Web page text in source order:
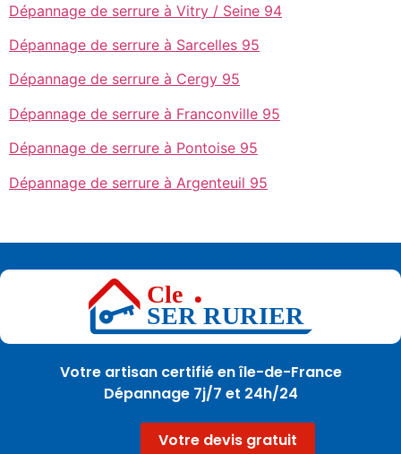
Dépannage de serrure à Vitry / Seine 94
Dépannage de serrure à Sarcelles 95
Dépannage de serrure à Cergy 95
Dépannage de serrure à Franconville 95
Dépannage de serrure à Pontoise 95
Dépannage de serrure à Argenteuil 95
Votre artisan certifié en île-de-France
Dépannage 7j/7 et 24h/24
Votre devis gratuit